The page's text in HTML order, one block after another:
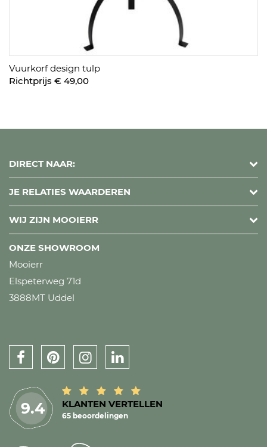
Vuurkorf design tulp
Richtprijs € 49,00
DIRECT NAAR:
JE RELATIES WAARDEREN
WIJ ZIJN MOOIERR
ONZE SHOWROOM
Mooierr
Elspeterweg 71d
3888MT Uddel
9.4 KLANTEN VERTELLEN
65 beoordelingen